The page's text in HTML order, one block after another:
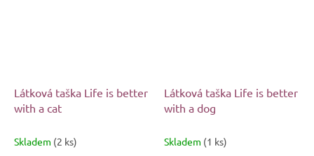
Látková taška Life is better
with a cat
Skladem (2 ks)
Látková taška Life is better
with a dog
Skladem (1 ks)